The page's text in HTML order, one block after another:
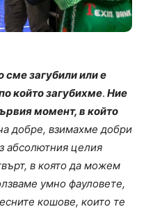
сме загубили или е
който загубихме. Ние
момент, в който
добре, взимахме добри
абсолютния целия
в която да можем
умно фауловете,
кошове, които те